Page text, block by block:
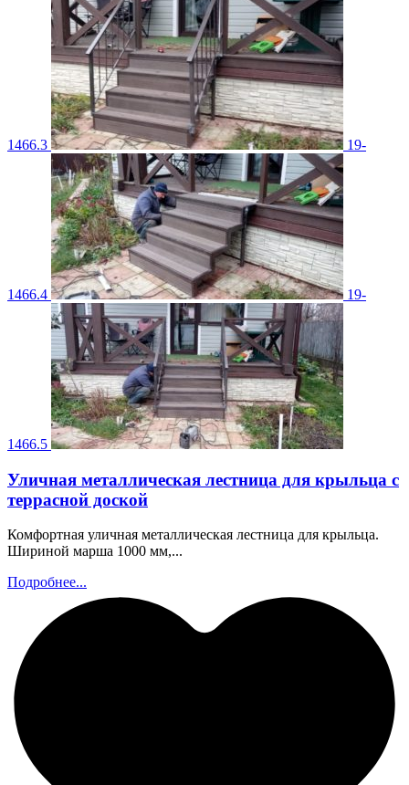
1466.3 19-
1466.4 19-
1466.5
Уличная металлическая лестница для крыльца с
террасной доской
Комфортная уличная металлическая лестница для крыльца.
Шириной марша 1000 мм,...
Подробнее...